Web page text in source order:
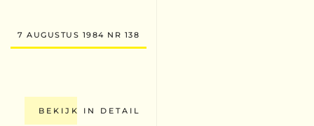
7 AUGUSTUS 1984 NR 138
BEKIJK IN DETAIL